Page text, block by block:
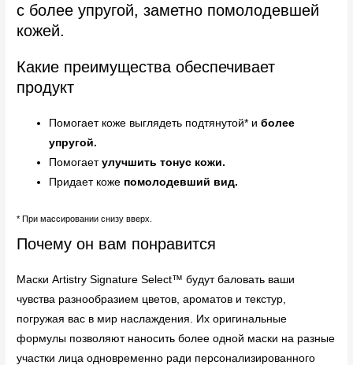
с более упругой, заметно помолодевшей
кожей.
Какие преимущества обеспечивает
продукт
Помогает коже выглядеть подтянутой* иболее
упругой.
Помогаетулучшить тонус кожи.
Придает коже помолодевший вид.
* При массировании снизу вверх.
Почему он вам понравится
Маски Artistry Signature Select™ будут баловать ваши
чувства разнообразием цветов, ароматов и текстур,
погружая вас в мир наслаждения. Их оригинальные
формулы позволяют наносить более одной маски на разные
участки лица одновременно ради персонализированного